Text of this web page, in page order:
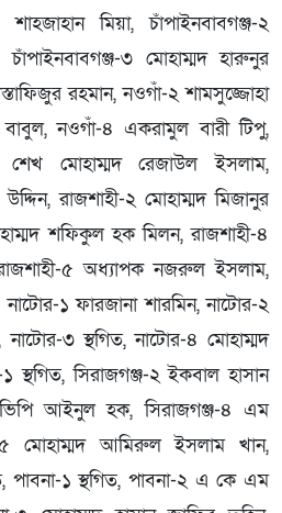
শাহজাহান মিয়া, চাঁপাইনবাবগঞ্জ-২
৩ মোহাম্মদ হারুনুর
রহমান, নওগাঁ-২ শামসুজ্জোহা
নওগাঁ-৪ একরামুল বারী টিপু,
শেখ মোহাম্মদ রেজাউল ইসলাম,
রাজশাহী-২ মোহাম্মদ মিজানুর
শফিকুল হক মিলন, রাজশাহী-৪
৫ অধ্যাপক নজরুল ইসলাম,
১ ফারজানা শারমিন, নাটোর-২
৩ স্থগিত, নাটোর-৪ মোহাম্মদ
সিরাজগঞ্জ-২ ইকবাল হাসান
আইনুল হক, সিরাজগঞ্জ-৪ এম
মোহাম্মদ আমিরুল ইসলাম খান,
১ স্থগিত, পাবনা-২ এ কে এম